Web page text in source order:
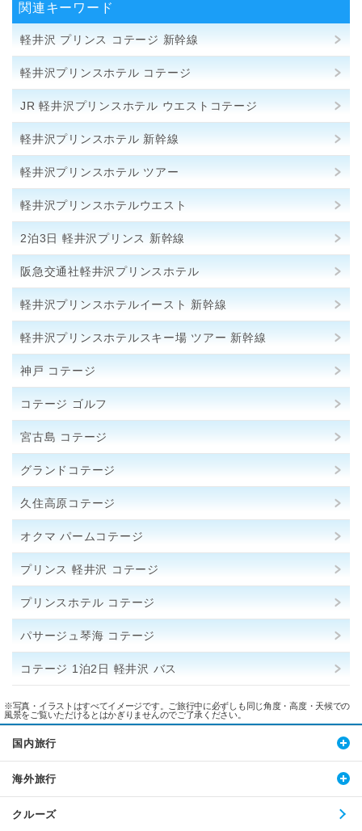
関連キーワード
軽井沢 プリンス コテージ 新幹線
軽井沢プリンスホテル コテージ
JR 軽井沢プリンスホテル ウエストコテージ
軽井沢プリンスホテル 新幹線
軽井沢プリンスホテル ツアー
軽井沢プリンスホテルウエスト
2泊3日 軽井沢プリンス 新幹線
阪急交通社軽井沢プリンスホテル
軽井沢プリンスホテルイースト 新幹線
軽井沢プリンスホテルスキー場 ツアー 新幹線
神戸 コテージ
コテージ ゴルフ
宮古島 コテージ
グランドコテージ
久住高原コテージ
オクマ パームコテージ
プリンス 軽井沢 コテージ
プリンスホテル コテージ
パサージュ琴海 コテージ
コテージ 1泊2日 軽井沢 バス
※写真・イラストはすべてイメージです。ご旅行中に必ずしも同じ角度・高度・天候での
風景をご覧いただけるとはかぎりませんのでご了承ください。
国内旅行
海外旅行
クルーズ